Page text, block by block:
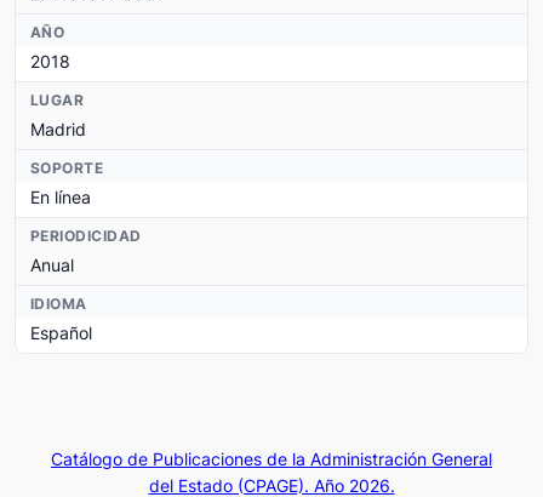
AÑO
2018
LUGAR
Madrid
SOPORTE
En línea
PERIODICIDAD
Anual
IDIOMA
Español
Catálogo de Publicaciones de la Administración General
del Estado (CPAGE). Año 2026.